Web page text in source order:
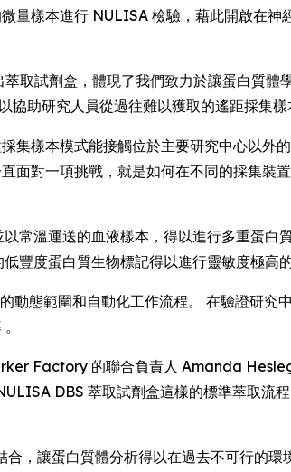
樣本進行 NULISA 檢驗，藉此開啟在神
取試劑盒，體現了我們致力於讓蛋白質體
助研究人員從過往難以獲取的遙距採集
集樣本模式能接觸位於主要研究中心以外
面對一項挑戰，就是如何在不同的採集裝
常溫運送的血液樣本，得以進行多重蛋白
度蛋白質生物標記得以進行靈敏度極高的
動態範圍和自動化工作流程。 在驗證研
Factory 的聯合負責人 Amanda
DBS 萃取試劑盒這樣的標準萃取流
，讓蛋白質體分析得以在過去不可行的